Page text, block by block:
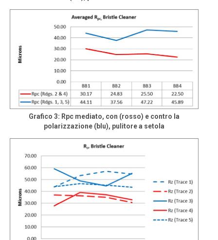
Grafico 3: Rpc mediato, con (rosso) e contro la
polarizzazione (blu), pulitore a setola